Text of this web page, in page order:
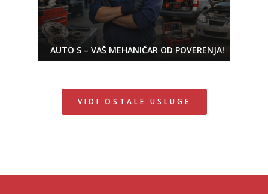
AUTO S – VAŠ MEHANIČAR OD POVERENJA!
VIDI OSTALE USLUGE